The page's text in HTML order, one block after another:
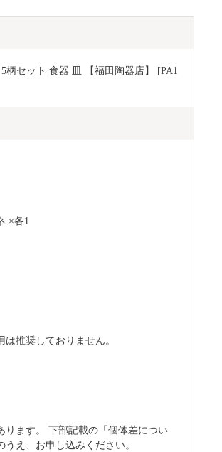
柄セット 食器 皿 【福田陶器店】 [PA1
×各1
は推奨しておりません。
ります。 下部記載の「個体差につい
え、お申し込みください。